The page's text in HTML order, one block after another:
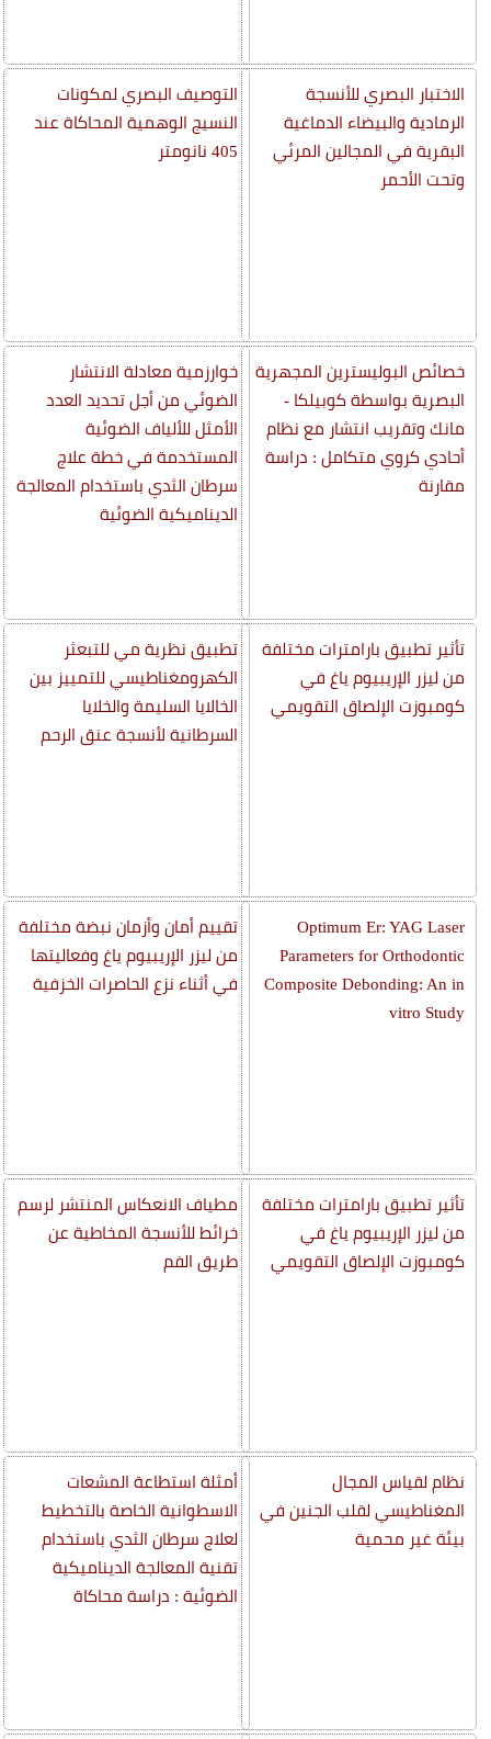
الاختبار البصري للأنسجة
الرمادية والبيضاء الدماغية
البقرية في المجالين المرئي
وتحت الأحمر
خصائص البوليسترين المجهرية
البصرية بواسطة كوبيلكا -
مانك وتقريب انتشار مع نظام
أحادي كروي متكامل : دراسة
مقارنة
تأثير تطبيق بارامترات مختلفة
من ليزر الإريبيوم ياغ في
كومبوزت الإلصاق التقويمي
Optimum Er: YAG Laser
Parameters for Orthodontic
Composite Debonding: An in
vitro Study
تأثير تطبيق بارامترات مختلفة
من ليزر الإريبيوم ياغ في
كومبوزت الإلصاق التقويمي
نظام لقياس المجال
المغناطيسي لقلب الجنين في
بيئة غير محمية
التوصيف البصري لمكونات
النسيج الوهمية المحاكاة عند
405 نانومتر
خوارزمية معادلة الانتشار
الضوئي من أجل تحديد العدد
الأمثل للألياف الضوئية
المستخدمة في خطة علاج
سرطان الثدي باستخدام المعالجة
الديناميكية الضوئية
تطبيق نظرية مي للتبعثر
الكهرومغناطيسي للتمييز بين
الخالايا السليمة والخلايا
السرطانية لأنسجة عنق الرحم
تقييم أمان وأزمان نبضة مختلفة
من ليزر الإريبيوم ياغ وفعاليتها
في أثناء نزع الحاصرات الخزفية
مطياف الانعكاس المنتشر لرسم
خرائط للأنسجة المخاطية عن
طريق الفم
أمثلة استطاعة المشعات
الاسطوانية الخاصة بالتخطيط
لعلاج سرطان الثدي باستخدام
تقنية المعالجة الديناميكية
الضوئية : دراسة محاكاة